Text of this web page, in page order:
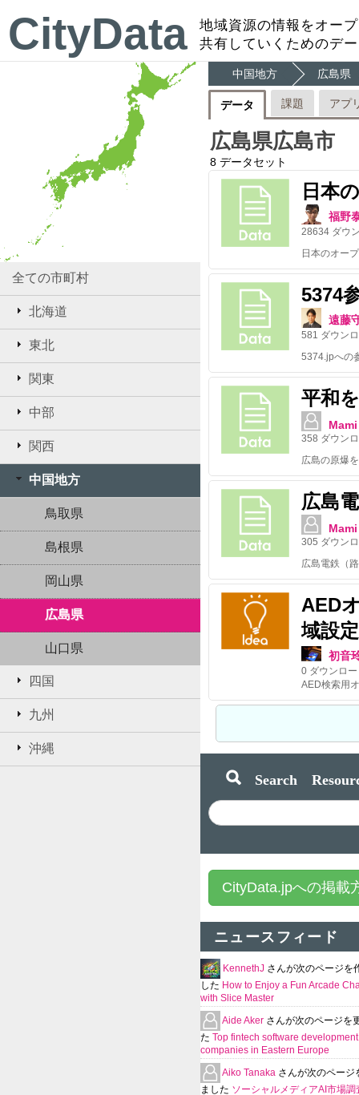
CityData
地域資源の情報をオー
共有していくためのデ
全ての市町村
北海道
東北
関東
中部
関西
中国地方
鳥取県
島根県
岡山県
広島県
山口県
四国
九州
沖縄
中国地方 広島県
データ 課題 アプ
広島県広島市
8 データセット
日本
福野
28634 ダウ
5374
遠藤
581 ダウン
平和
358 ダウン
広島
305 ダウン
AED
域設
初音
0 ダウンロ
AED検索用
Search
CityData.jpへの掲載
ニュースフィード
KennethJ さんが次のページを
した How to Enjoy a Fun Arcade
with Slice Master
Aide Aker さんが次のページを
た Top fintech software development
companies in Eastern Europe
Aiko Tanaka さんが次のページ
ました ソーシャルメディアAI市場調